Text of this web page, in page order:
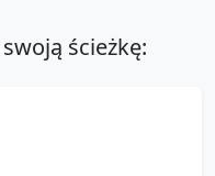
ścieżkę: